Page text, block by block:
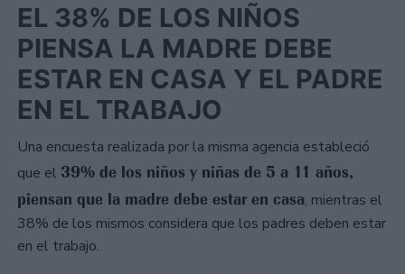
EL 38% DE LOS NIÑOS
PIENSA LA MADRE DEBE
ESTAR EN CASA Y EL PADRE
EN EL TRABAJO
Una encuesta realizada por la misma agencia estableció
que el 39% de los niños y niñas de 5 a 11 años,
piensan que la madre debe estar en casa, mientras el
38% de los mismos considera que los padres deben estar
en el trabajo.